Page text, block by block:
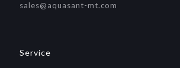
sales@aquasant-mt.com
Service